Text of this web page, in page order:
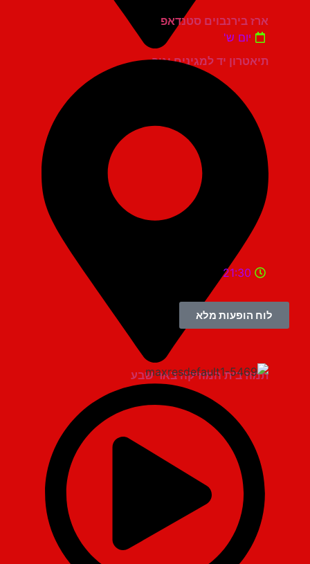
תיאטרון יד למגינים יגור
ארז בירנבוים סטנדאפ
יום ש'
תמוז בית המוזיקה באר שבע
21:30
לוח הופעות מלא